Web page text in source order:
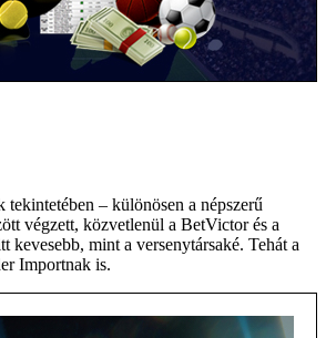
– különösen a népszerű
végzett, közvetlenül a BetVictor és a
mint a versenytársaké. Tehát a
Importnak is.